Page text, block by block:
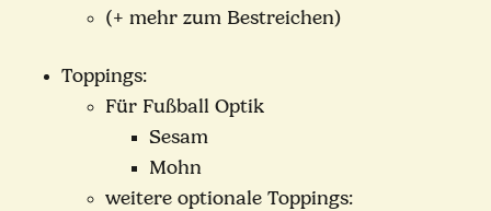
(+ mehr zum Bestreichen)
Toppings:
Für Fußball Optik
Sesam
Mohn
weitere optionale Toppings: